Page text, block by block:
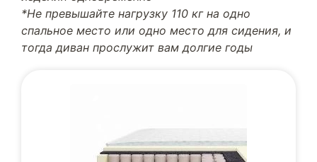
*Не превышайте нагрузку 110 кг на одно
спальное место или одно место для сидения, и
тогда диван прослужит вам долгие годы